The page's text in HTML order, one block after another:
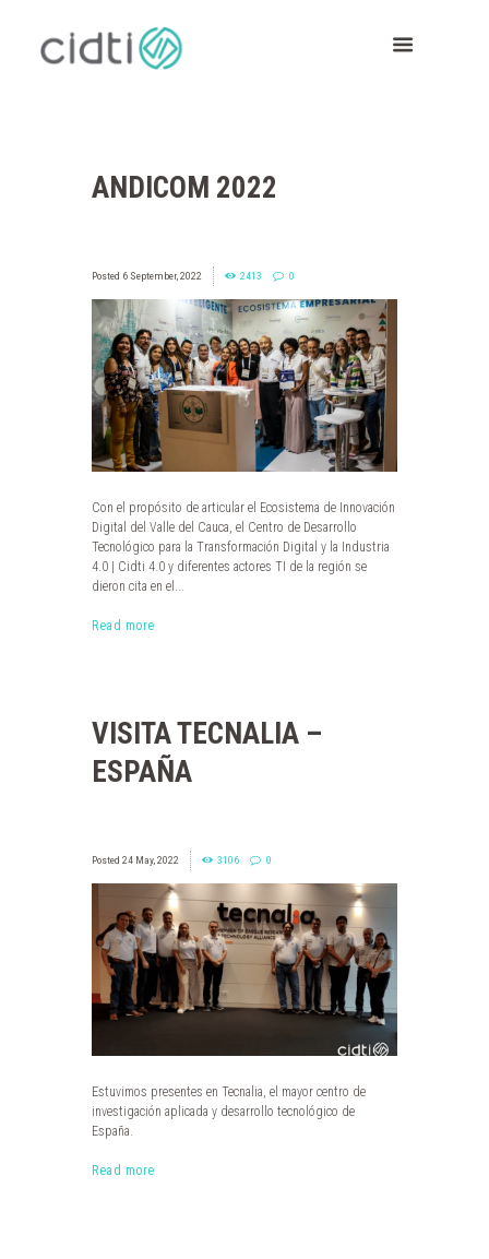
ANDICOM 2022
6 September, 2022 2413 0
Con el propósito de articular el Ecosistema de Innovación
Digital del Valle del Cauca, el Centro de Desarrollo
Tecnológico para la Transformación Digital y la Industria
4.0 | Cidti 4.0 y diferentes actores TI de la región se
dieron cita en el...
Read more
VISITA TECNALIA –
ESPAÑA
24 May, 2022 3106 0
Estuvimos presentes en Tecnalia, el mayor centro de
investigación aplicada y desarrollo tecnológico de
España.
Read more